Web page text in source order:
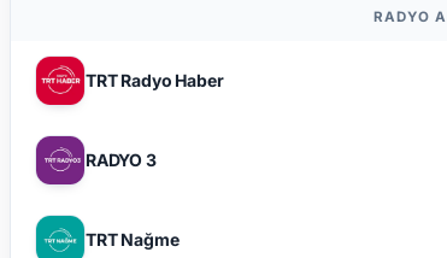
RADYO
TRT Radyo Haber
RADYO 3
TRT Nağme